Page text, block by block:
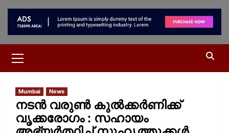
Mumbai News
നടൻ വരുൺ കുൽക്കർണിക്ക്
വൃക്കരോഗം : സഹായം